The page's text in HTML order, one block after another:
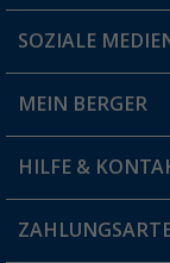
Du hast eine
Filiale finden
SOZIALE
MEIN BERGER
Vorteilskarte
Blog
HILFE &
FAQ & Kontakt